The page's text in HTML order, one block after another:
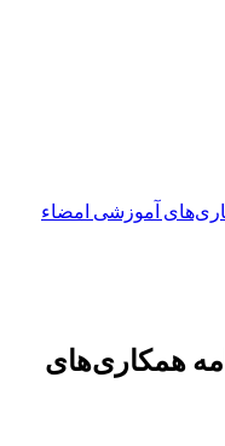
آموزشی امضاء
همکاری‌های